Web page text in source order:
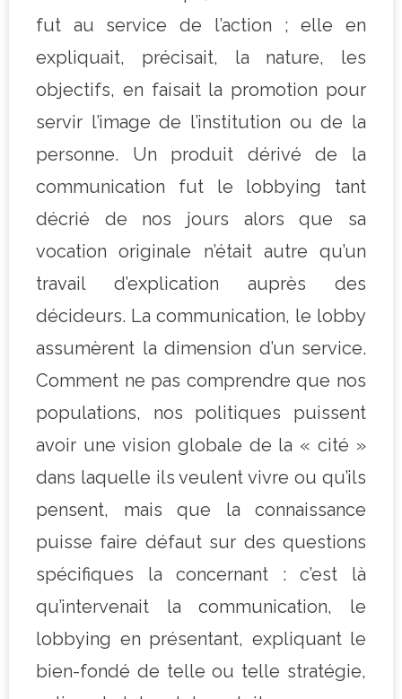
fut au service de l’action ; elle en
expliquait, précisait, la nature, les
objectifs, en faisait la promotion pour
servir l’image de l’institution ou de la
personne. Un produit dérivé de la
communication fut le lobbying tant
décrié de nos jours alors que sa
vocation originale n’était autre qu’un
travail d’explication auprès des
décideurs. La communication, le lobby
assumèrent la dimension d’un service.
Comment ne pas comprendre que nos
populations, nos politiques puissent
avoir une vision globale de la « cité »
dans laquelle ils veulent vivre ou qu’ils
pensent, mais que la connaissance
puisse faire défaut sur des questions
spécifiques la concernant : c’est là
qu’intervenait la communication, le
lobbying en présentant, expliquant le
bien-fondé de telle ou telle stratégie,